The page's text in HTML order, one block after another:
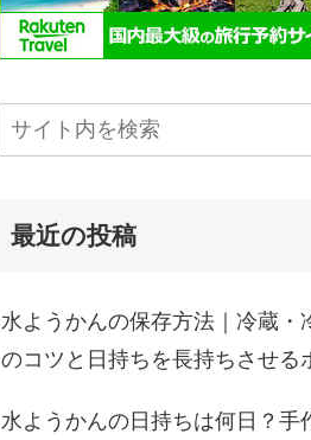
最近の投稿
水ようかんの保存方法｜冷蔵・
のコツと日持ちを長持ちさせる
水ようかんの日持ちは何日？手